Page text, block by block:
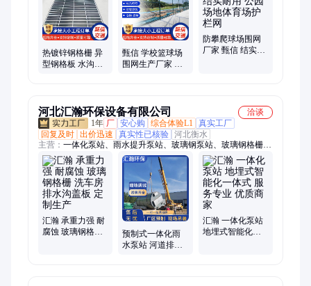
热镀锌钢格栅 异
型钢格板 水沟钢
甄信 学校篮球场
围网生产厂家 学
防攀爬球场围网
厂家 甄信 结实耐
河北汇瀚环保设备有限公司
洽谈
1年 厂 安心购 综合体验L1
真实工厂
回复及时 出价迅速 真实性已核验 河北衡水
主营： 一体化泵站、雨水提升泵站、玻璃钢泵站、玻璃钢格栅厂
家、玻璃钢化粪池、化粪池、波纹化粪池、玻璃钢水罐、污水提
升泵站、HMPP一体化泵站、地埋式泵站、雨水排涝泵站、一体
化预制泵站、一体化污水泵站、一体化雨水泵站、一体化截流
井、智能一体化泵站、一体化雨水提升泵站、一体化污水提升泵
站、污水预制泵站、雨水预制泵站、玻璃钢一体化泵站
汇瀚 承重力强 耐
腐蚀 玻璃钢格栅
预制式一体化雨
水泵站 河道排涝
汇瀚 一体化泵站
地埋式智能化一